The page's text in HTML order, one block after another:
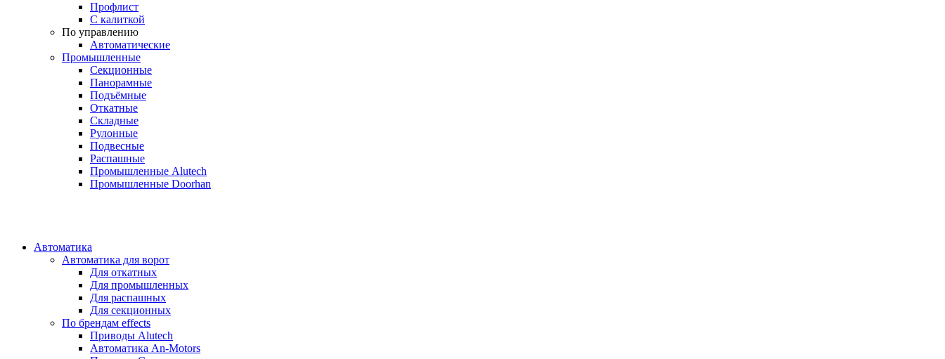
Профлист
С калиткой
По управлению
Автоматические
Промышленные
Секционные
Панорамные
Подъёмные
Откатные
Складные
Рулонные
Подвесные
Распашные
Промышленные Alutech
Промышленные Doorhan
Автоматика
Автоматика для ворот
Для откатных
Для промышленных
Для распашных
Для секционных
По брендам effects
Приводы Alutech
Автоматика An-Motors